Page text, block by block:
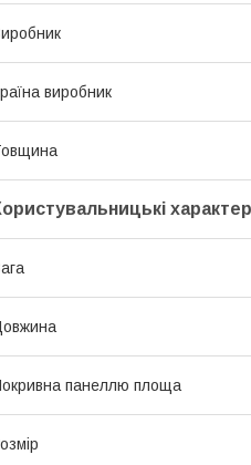
виробник
панеллю площа